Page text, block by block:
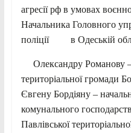
агресії рф в умовах
Начальника Головного
поліції в Одеській
Олександру Романову –
територіальної громади
Євгену Бордіяну –
комунального
Павлівської